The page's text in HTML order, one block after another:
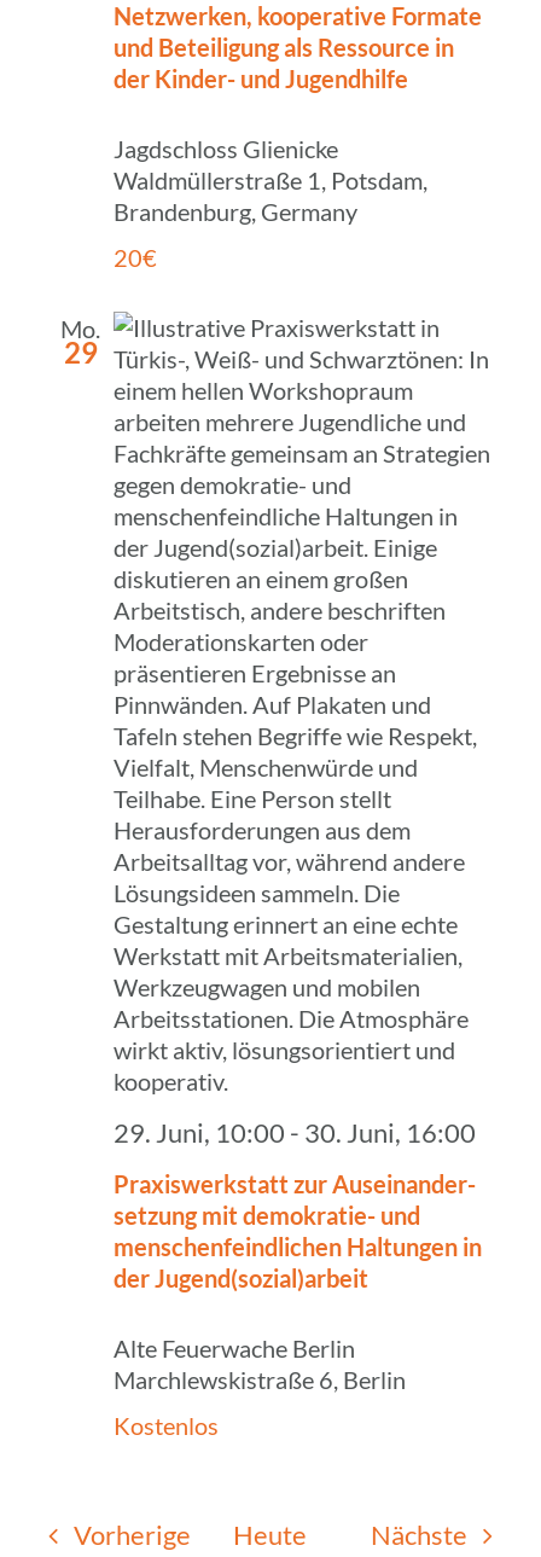
Netz­wer­ken, koope­ra­tive Formate
und Betei­li­gung als Ressource in
der Kinder- und Jugendhilfe
Jagdschloss Glienicke
Waldmüllerstraße 1, Potsdam,
Brandenburg, Germany
20€
Mo.
29
Praxis­werk­statt zur Ausein­an­der­
set­zung mit demo­kra­tie- und
menschen­feind­li­chen Haltun­gen in
der Jugend(sozial)arbeit
29. Juni, 10:00 - 30. Juni, 16:00
Alte Feuerwache Berlin
Marchlewskistraße 6, Berlin
Kostenlos
VorherigeVeranstaltungen
Heute Nächste